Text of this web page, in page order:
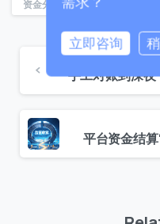
资金分账
首次进入页面
访问历史
立即咨询